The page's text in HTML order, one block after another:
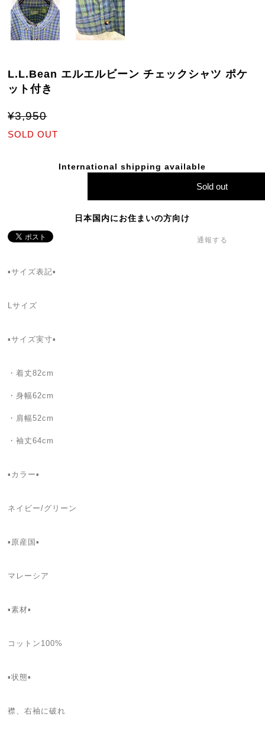
L.L.Bean エルエルビーン チェックシャツ ポケ
ット付き
¥3,950
SOLD OUT
International shipping available
Sold out
日本国内にお住まいの方向け
通報する
▪️サイズ表記▪
Lサイズ
▪️サイズ実寸▪️
・着丈82cm
・身幅62cm
・肩幅52cm
・袖丈64cm
▪カラー▪
ネイビー/グリーン
▪️原産国▪
マレーシア
▪️素材▪
コットン100%
▪️状態▪️
襟、右袖に破れ